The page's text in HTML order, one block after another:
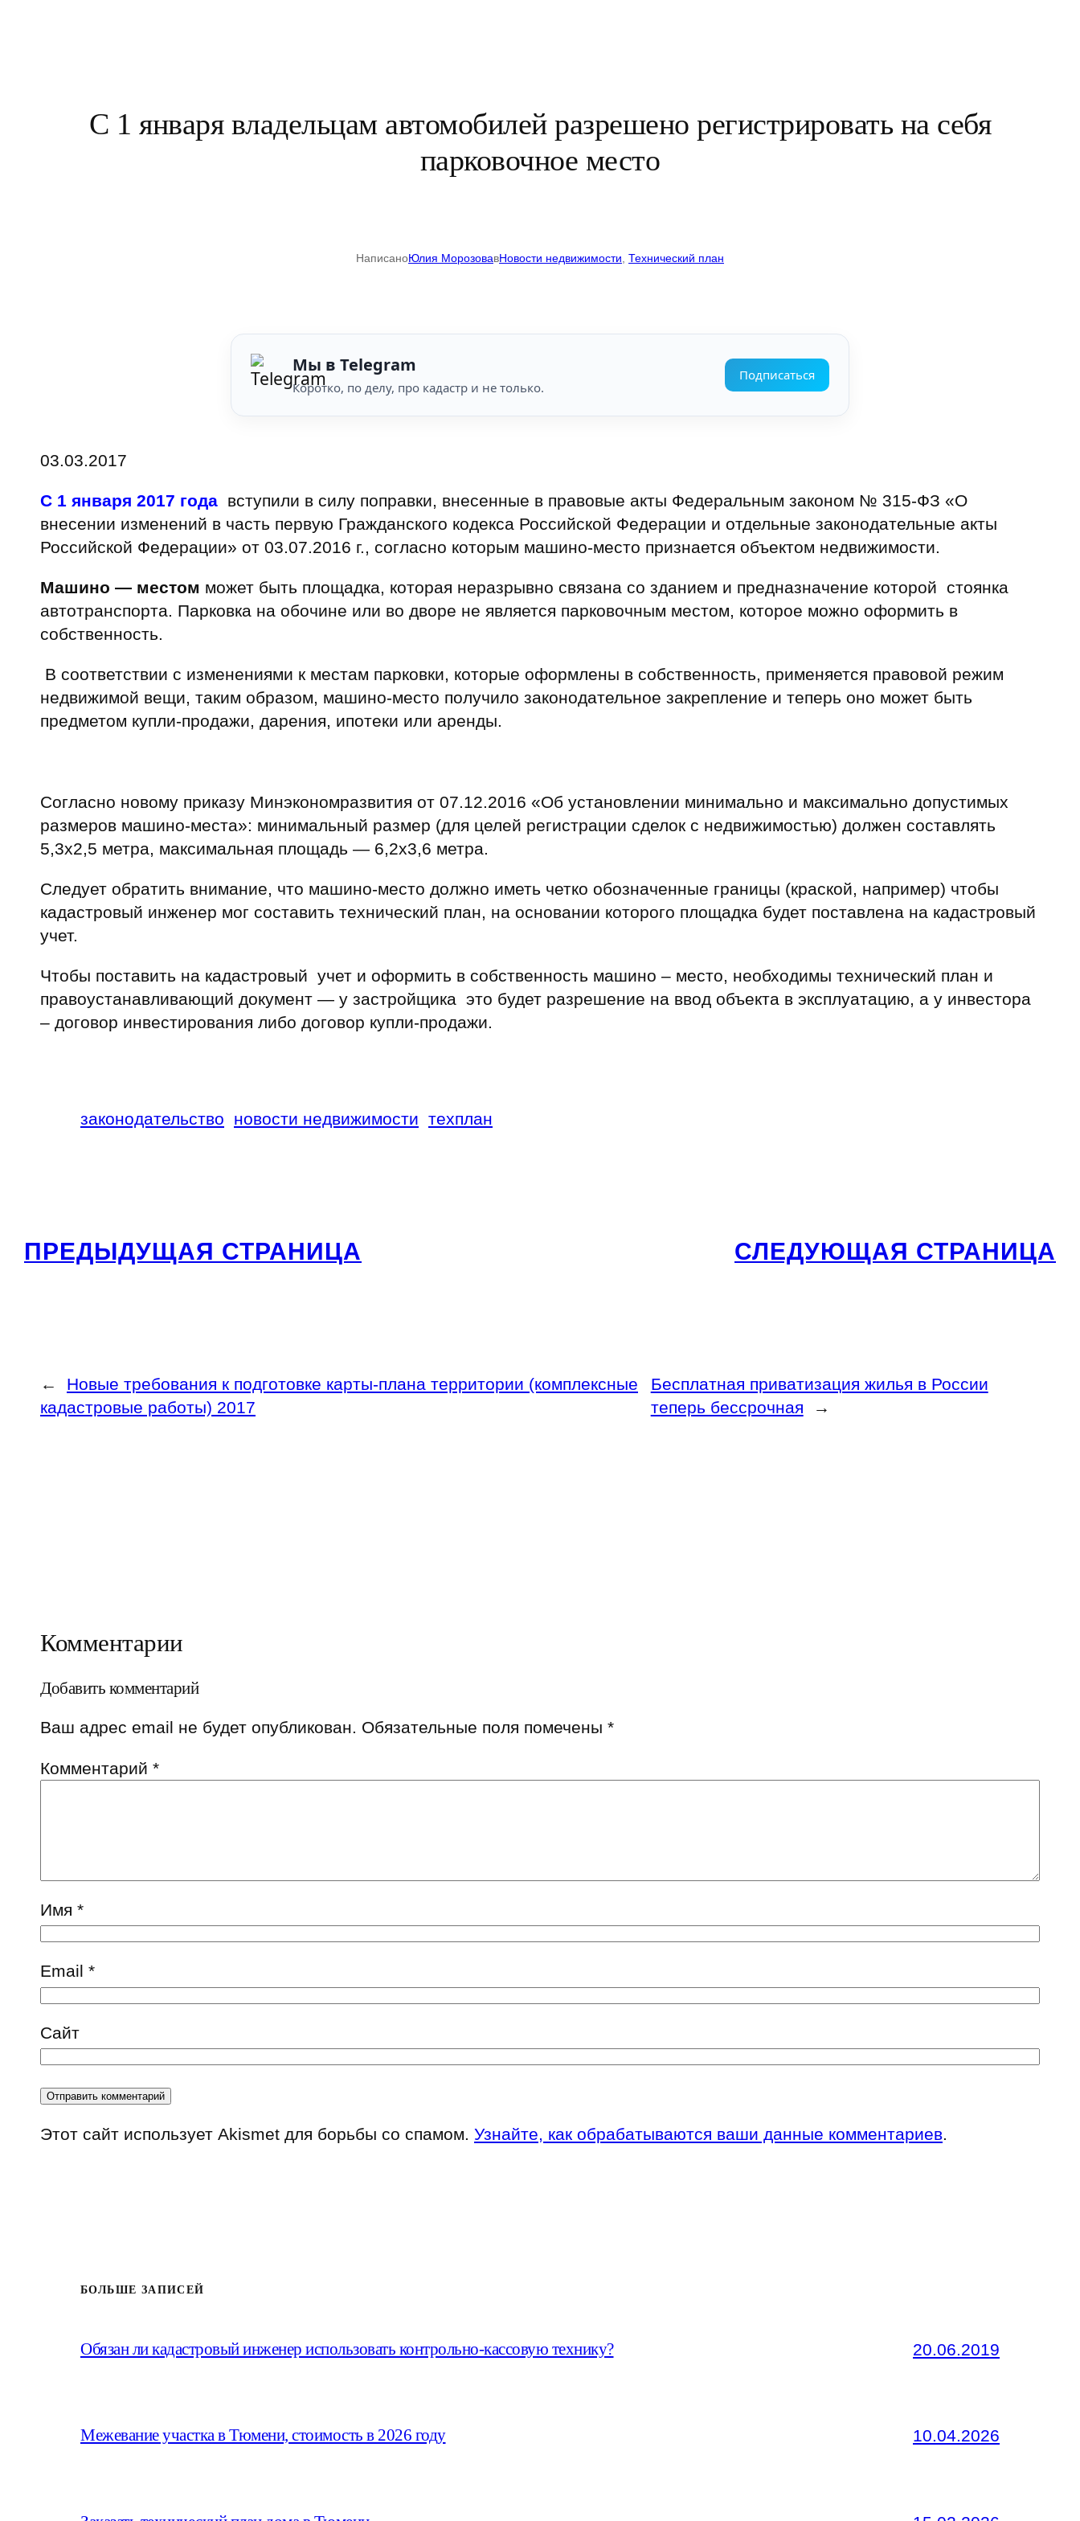
С 1 января владельцам автомобилей разрешено регистрировать на себя
парковочное место
НаписаноЮлия МорозовавНовости недвижимости Технический план
Мы в Telegram
Коротко, по делу, про кадастр и не только.
Подписаться
03.03.2017
С 1 января 2017 года вступили в силу поправки, внесенные в правовые акты Федеральным законом № 315-ФЗ «О
внесении изменений в часть первую Гражданского кодекса Российской Федерации и отдельные законодательные акты
Российской Федерации» от 03.07.2016 г., согласно которым машино-место признается объектом недвижимости.
Машино — местом может быть площадка, которая неразрывно связана со зданием и предназначение которой стоянка
автотранспорта. Парковка на обочине или во дворе не является парковочным местом, которое можно оформить в
собственность.
В соответствии с изменениями к местам парковки, которые оформлены в собственность, применяется правовой режим
недвижимой вещи, таким образом, машино-место получило законодательное закрепление и теперь оно может быть
предметом купли-продажи, дарения, ипотеки или аренды.
Согласно новому приказу Минэкономразвития от 07.12.2016 «Об установлении минимально и максимально допустимых
размеров машино-места»: минимальный размер (для целей регистрации сделок с недвижимостью) должен составлять
5,3х2,5 метра, максимальная площадь — 6,2х3,6 метра.
Следует обратить внимание, что машино-место должно иметь четко обозначенные границы (краской, например) чтобы
кадастровый инженер мог составить технический план, на основании которого площадка будет поставлена на кадастровый
учет.
Чтобы поставить на кадастровый учет и оформить в собственность машино – место, необходимы технический план и
правоустанавливающий документ — у застройщика это будет разрешение на ввод объекта в эксплуатацию, а у инвестора
– договор инвестирования либо договор купли-продажи.
законодательство новости недвижимости техплан
ПРЕДЫДУЩАЯ СТРАНИЦА СЛЕДУЮЩАЯ СТРАНИЦА
←
Новые требования к подготовке карты-плана территории (комплексные
кадастровые работы) 2017
Бесплатная приватизация жилья в России
теперь бессрочная
→
Комментарии
Добавить комментарий
Ваш адрес email не будет опубликован. Обязательные поля помечены *
Комментарий *
Имя *
Email *
Сайт
Этот сайт использует Akismet для борьбы со спамом. Узнайте, как обрабатываются ваши данные комментариев.
БОЛЬШЕ ЗАПИСЕЙ
Обязан ли кадастровый инженер использовать контрольно-кассовую технику? 20.06.2019
Межевание участка в Тюмени, стоимость в 2026 году 10.04.2026